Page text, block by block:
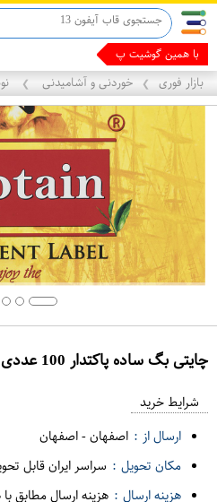
با همین گوشیت پول د
بازار فوری ❯ خوردنی و آشامیدنی ❯
چایتی بگ ساده پاکتدار 100 عددی برند کاپیتان
شرایط خرید
ارسال از : اصفهان-اصفهان
مکان تحویل : سراسر ایران قابل
هزینه ارسال : هزینه ارسال مطابق